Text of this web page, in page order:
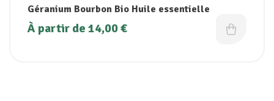
Géranium Bourbon Bio Huile essentielle
À partir de 14,00€